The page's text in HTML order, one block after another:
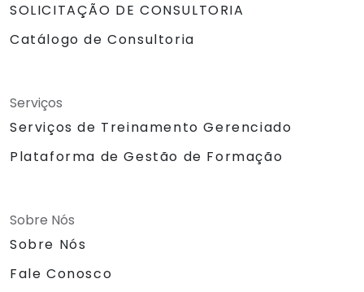
SOLICITAÇÃO DE CONSULTORIA
Catálogo de Consultoria
Serviços
Serviços de Treinamento Gerenciado
Plataforma de Gestão de Formação
Sobre Nós
Sobre Nós
Fale Conosco